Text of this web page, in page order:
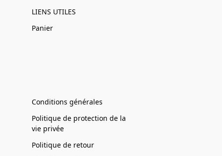
LIENS UTILES
Panier
Conditions générales
Politique de protection de la
vie privée
Politique de retour